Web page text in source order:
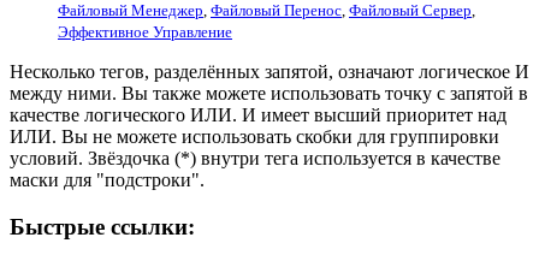
Файловый Менеджер, Файловый Перенос, Файловый Сервер,
Эффективное Управление
Несколько тегов, разделённых запятой, означают логическое И
между ними. Вы также можете использовать точку с запятой в
качестве логического ИЛИ. И имеет высший приоритет над
ИЛИ. Вы не можете использовать скобки для группировки
условий. Звёздочка (*) внутри тега используется в качестве
маски для "подстроки".
Быстрые ссылки: